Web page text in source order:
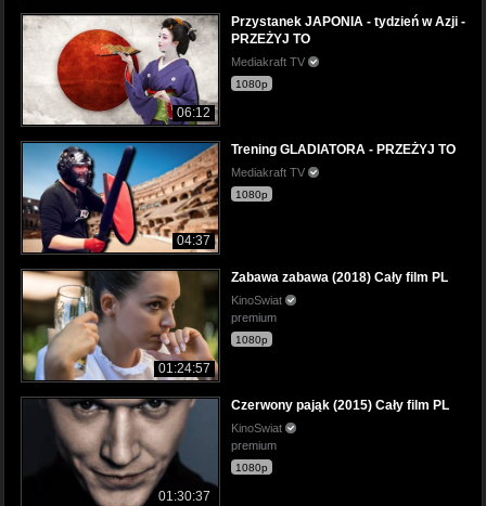
06:12
Przystanek JAPONIA - tydzień w Azji -
PRZEŻYJ TO
Mediakraft TV
1080p
04:37
Trening GLADIATORA - PRZEŻYJ TO
Mediakraft TV
1080p
01:24:57
Zabawa zabawa (2018) Cały film PL
KinoSwiat
premium
1080p
01:30:37
Czerwony pająk (2015) Cały film PL
KinoSwiat
premium
1080p